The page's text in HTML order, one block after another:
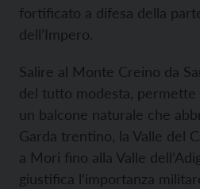
fortificato a difesa della
dell’Impero.
Salire al Monte Creino da
del tutto modesta, permette
un balcone naturale che
Garda trentino, la Valle del
a Mori fino alla Valle
giustifica l’importanza